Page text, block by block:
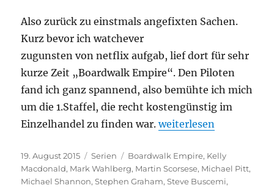
Also zurück zu einstmals angefixten Sachen.
Kurz bevor ich watchever
zugunsten von netflix aufgab, lief dort für sehr
kurze Zeit „Boardwalk Empire“. Den Piloten
fand ich ganz spannend, also bemühte ich mich
um die 1.Staffel, die recht kostengünstig im
Einzelhandel zu finden war.„Boardwalk Empire“
weiterlesen
Veröffentlicht
am
19. August 2015 Kategorien
Serien Schlagwörter
Boardwalk Empire, Kelly
Macdonald, Mark Wahlberg, Martin Scorsese, Michael Pitt,
Michael Shannon,Stephen Graham,Steve Buscemi,